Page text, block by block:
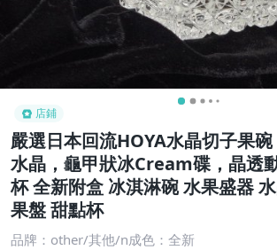
店鋪
嚴選日本回流HOYA水晶切子果
水晶，龜甲狀冰Cream碟，晶透
杯 全新附盒 冰淇淋碗 水果盛器
果盤 甜點杯
品牌：other/其他/n成色：全新